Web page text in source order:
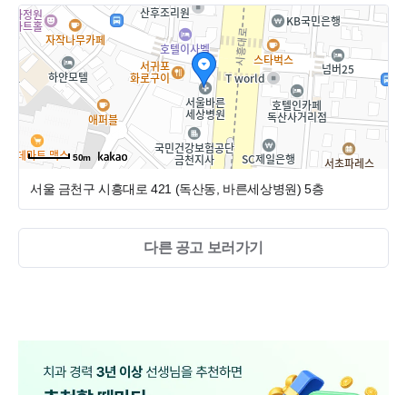
4. 최첨단 디지털 장비를 보유하여 정밀 진단 및 치료 가능
5. 가능한 많은 자연 치주, 치아조직을 유지하는데 초점을 맞
춰 맞춤 가공으로 최선의 진료 진행
[금천구 독산동치과 야간진료 안내]
화/목 야간 진료 진행 : 바쁜 직장인도 편하게 방문
연세바른치과에서 더 나은 일상을 위해 신뢰할 수 있는 진료
50m
서울 금천구 시흥대로 421 (독산동, 바른세상병원) 5층
다른 공고 보러가기